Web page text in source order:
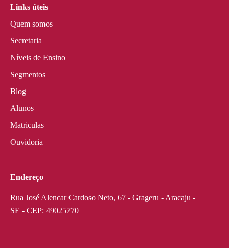
Links úteis
Quem somos
Secretaria
Níveis de Ensino
Segmentos
Blog
Alunos
Matriculas
Ouvidoria
Endereço
Rua José Alencar Cardoso Neto, 67 - Grageru - Aracaju -
SE - CEP: 49025770